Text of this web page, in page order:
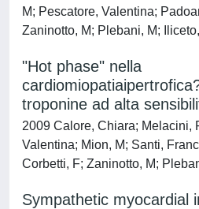
M; Pescatore, Valentina;
Zaninotto, M; Plebani, M;
"Hot phase" nella
troponine ad alta
2009 Calore, Chiara; Melacini,
Valentina; Mion, M; Santi,
Corbetti, F; Zaninotto, M;
Sympathetic myocardial